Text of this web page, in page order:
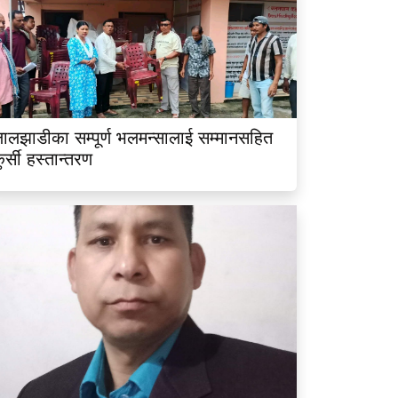
सम्पूर्ण भलमन्सालाई सम्मानसहित
हस्तान्तरण